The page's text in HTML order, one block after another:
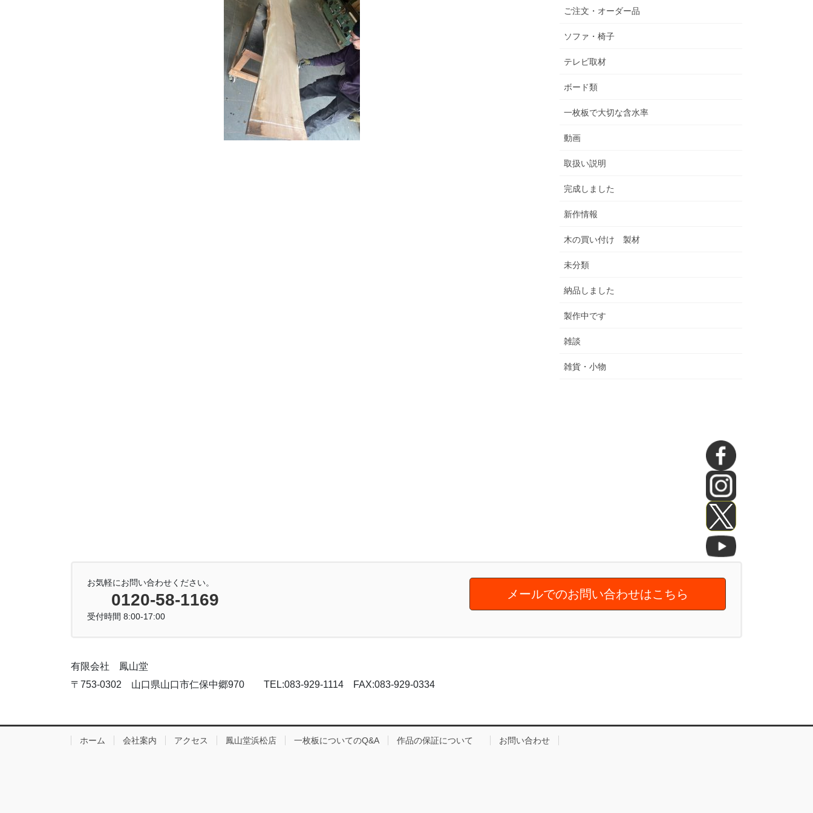
ご注文・オーダー品
ソファ・椅子
テレビ取材
ボード類
一枚板で大切な含水率
動画
取扱い説明
完成しました
新作情報
木の買い付け 製材
未分類
納品しました
製作中です
雑談
雑貨・小物
お気軽にお問い合わせください。
0120-58-1169
受付時間 8:00-17:00
メールでのお問い合わせはこちら
有限会社 鳳山堂
〒753-0302 山口県山口市仁保中郷970 TEL:083-929-1114 FAX:083-929-0334
ホーム 会社案内 アクセス 鳳山堂浜松店 一枚板についてのQ&A 作品の保証について お問い合わせ